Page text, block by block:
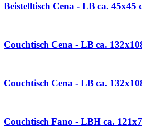
Beistelltisch Cena - LB ca.
Couchtisch Cena - LB ca.
Couchtisch Cena - LB ca.
Couchtisch Fano - LBH ca.